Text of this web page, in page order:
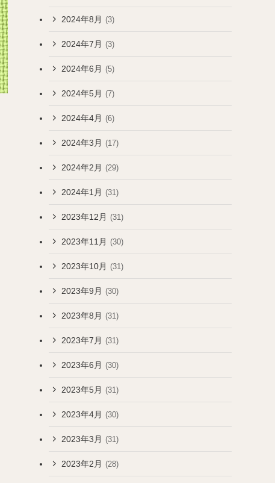
2024年8月 (3)
2024年7月 (3)
2024年6月 (5)
2024年5月 (7)
2024年4月 (6)
2024年3月 (17)
2024年2月 (29)
2024年1月 (31)
2023年12月 (31)
2023年11月 (30)
2023年10月 (31)
2023年9月 (30)
2023年8月 (31)
2023年7月 (31)
2023年6月 (30)
2023年5月 (31)
2023年4月 (30)
2023年3月 (31)
2023年2月 (28)